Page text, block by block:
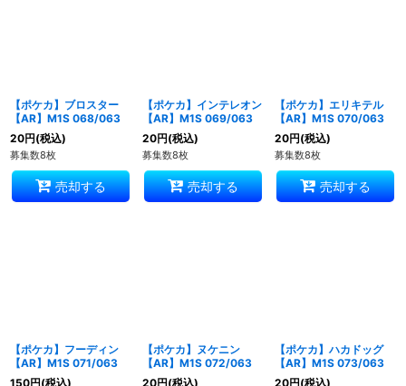
【ポケカ】ブロスター
【AR】M1S 068/063
20円(税込)
募集数8枚
売却する
【ポケカ】インテレオン
【AR】M1S 069/063
20円(税込)
募集数8枚
売却する
【ポケカ】エリキテル
【AR】M1S 070/063
20円(税込)
募集数8枚
売却する
【ポケカ】フーディン
【AR】M1S 071/063
150円(税込)
【ポケカ】ヌケニン
【AR】M1S 072/063
20円(税込)
【ポケカ】ハカドッグ
【AR】M1S 073/063
20円(税込)